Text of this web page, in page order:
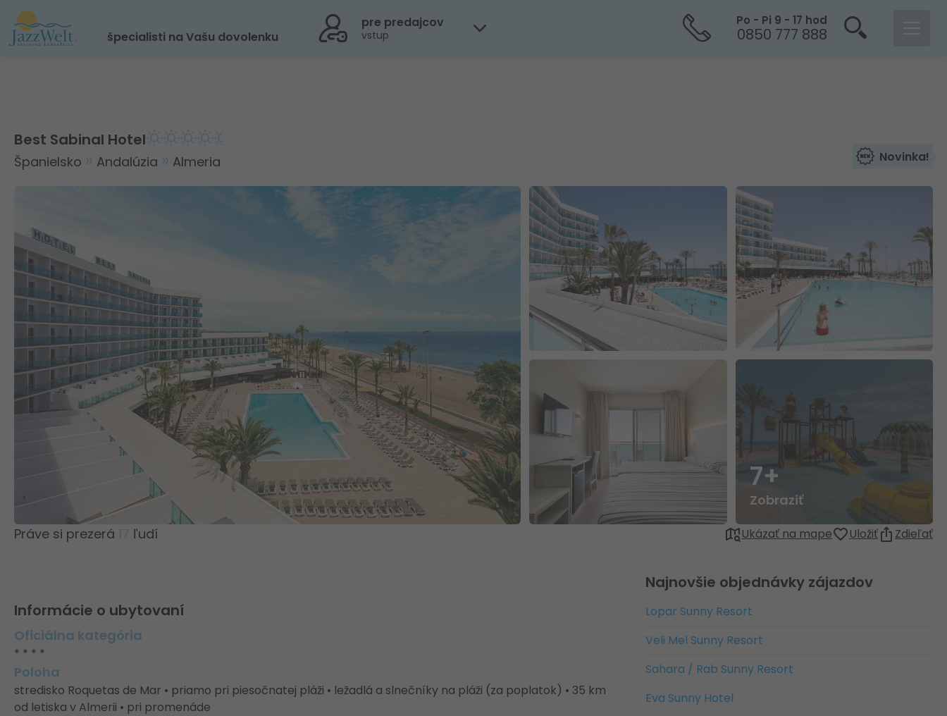
špecialisti na Vašu dovolenku
pre predajcov
vstup
Po - Pi 9 - 17 hod
0850 777 888
Best Sabinal Hotel
Španielsko Andalúzia Almeria Novinka!
7+
Zobraziť
Práve si prezerá 17 ľudí Ukázať na mape Uložiť Zdieľať
Informácie o ubytovaní
Oficiálna kategória
* * * *
Poloha
stredisko Roquetas de Mar • priamo pri piesočnatej pláži • ležadlá a slnečníky na pláži (za poplatok) • 35 km
od letiska v Almerii • pri promenáde
Najnovšie objednávky zájazdov
Lopar Sunny Resort
Veli Mel Sunny Resort
Sahara / Rab Sunny Resort
Eva Sunny Hotel